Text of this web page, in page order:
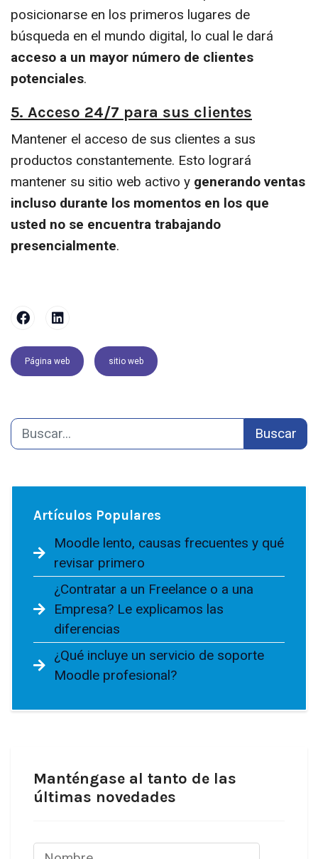
posicionarse en los primeros lugares de
búsqueda en el mundo digital, lo cual le dará
acceso a un mayor número de clientes
potenciales.
5. Acceso 24/7 para sus clientes
Mantener el acceso de sus clientes a sus
productos constantemente. Esto logrará
mantener su sitio web activo y generando ventas
incluso durante los momentos en los que
usted no se encuentra trabajando
presencialmente.
Página web sitio web
Buscar
Artículos Populares
Moodle lento, causas frecuentes y qué
revisar primero
¿Contratar a un Freelance o a una
Empresa? Le explicamos las
diferencias
¿Qué incluye un servicio de soporte
Moodle profesional?
Manténgase al tanto de las
últimas novedades